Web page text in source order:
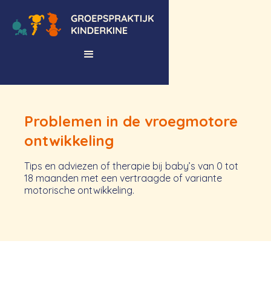
Problemen in de vroegmotore
ontwikkeling
Tips en adviezen of therapie bij baby’s van 0 tot
18 maanden met een vertraagde of variante
motorische ontwikkeling.